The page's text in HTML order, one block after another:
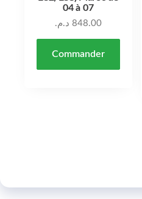
04 à 07
848.00 د.م.
Commander